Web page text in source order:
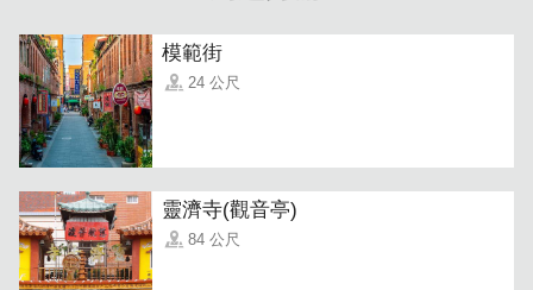
模範街
24 公尺
靈濟寺(觀音亭)
84 公尺